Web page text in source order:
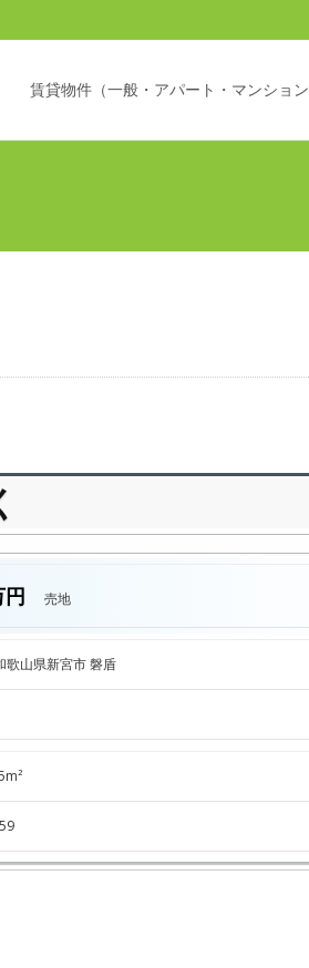
賃貸物件（一般・アパート・マンション
円 売地
歌山県新宮市 磐盾